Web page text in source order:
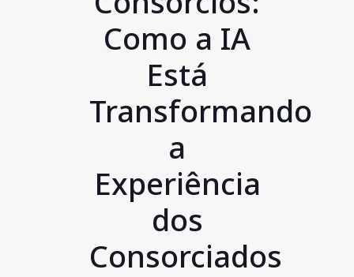
Como a IA
Está
Transformando
a
Experiência
dos
Consorciados